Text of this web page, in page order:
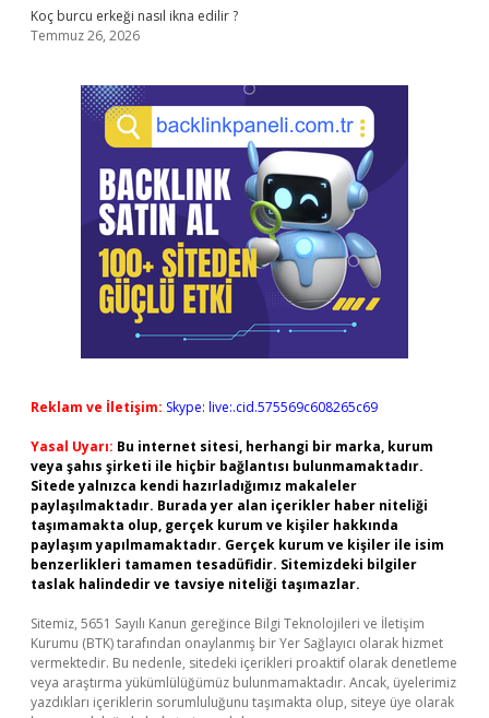
Koç burcu erkeği nasıl ikna edilir ?
Temmuz 26, 2026
Reklam ve İletişim: Skype: live:.cid.575569c608265c69
Yasal Uyarı: Bu internet sitesi, herhangi bir marka, kurum
veya şahıs şirketi ile hiçbir bağlantısı bulunmamaktadır.
Sitede yalnızca kendi hazırladığımız makaleler
paylaşılmaktadır. Burada yer alan içerikler haber niteliği
taşımamakta olup, gerçek kurum ve kişiler hakkında
paylaşım yapılmamaktadır. Gerçek kurum ve kişiler ile isim
benzerlikleri tamamen tesadüfidir. Sitemizdeki bilgiler
taslak halindedir ve tavsiye niteliği taşımazlar.
Sitemiz, 5651 Sayılı Kanun gereğince Bilgi Teknolojileri ve İletişim
Kurumu (BTK) tarafından onaylanmış bir Yer Sağlayıcı olarak hizmet
vermektedir. Bu nedenle, sitedeki içerikleri proaktif olarak denetleme
veya araştırma yükümlülüğümüz bulunmamaktadır. Ancak, üyelerimiz
yazdıkları içeriklerin sorumluluğunu taşımakta olup, siteye üye olarak